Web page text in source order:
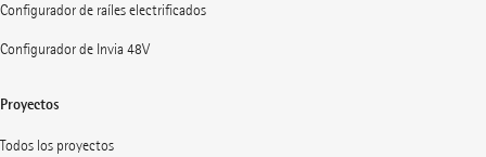
Configurador de raíles electrificados
Configurador de Invia 48V
Proyectos
Todos los proyectos